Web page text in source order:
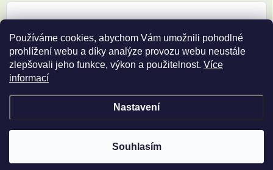
Používáme cookies, abychom Vám umožnili pohodlné
prohlížení webu a díky analýze provozu webu neustále
zlepšovali jeho funkce, výkon a použitelnost. Více
informací
Nastavení
Souhlasím
Vložením e-mailu souhlasíte spodmínkami ochrany osobních údajů
Přihlásit se
Filipovy iPhony . Všechna práva vyhrazena.